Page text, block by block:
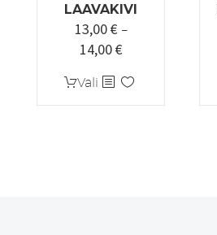
LAAVAKIVI
13,00€ –
14,00€Hinnavahemik:
kuni
14,00 €
Vali Sellel
tootel